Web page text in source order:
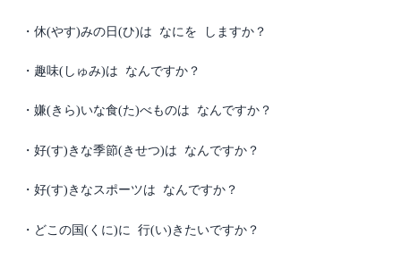
・休(やす)みの日(ひ)は なにを しますか？
・趣味(しゅみ)は なんですか？
・嫌(きら)いな食(た)べものは なんですか？
・好(す)きな季節(きせつ)は なんですか？
・好(す)きなスポーツは なんですか？
・どこの国(くに)に 行(い)きたいですか？